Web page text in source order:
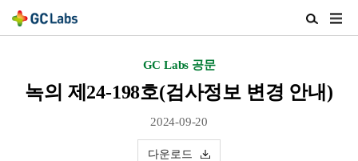
검
색
GC Labs 공문
녹의 제24-198호(검사정보 변경 안내)
2024-09-20
다운로드